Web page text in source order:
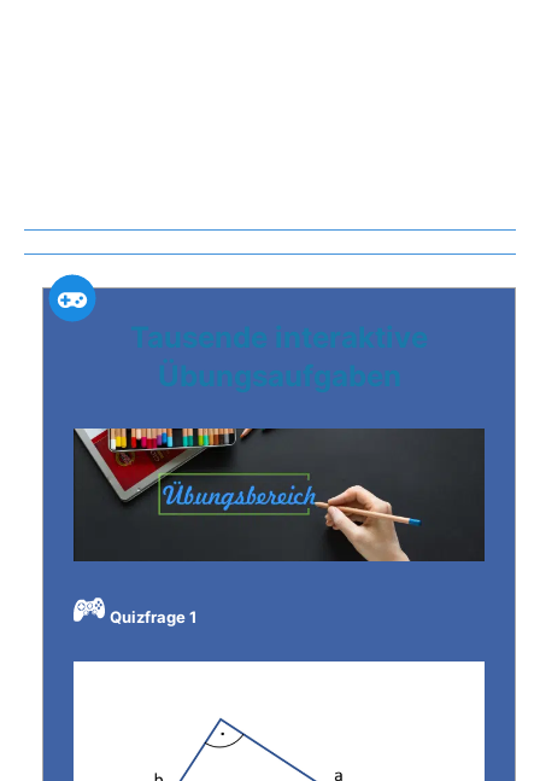
Tausende interaktive
Übungsaufgaben
Quizfrage 1